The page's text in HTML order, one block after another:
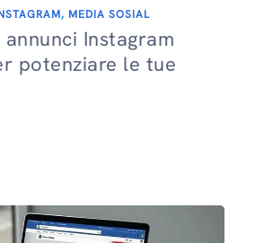
, MEDIA SOSIAL
Instagram
potenziare le tue